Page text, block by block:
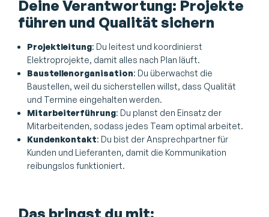
Deine Verantwortung: Projekte
führen und Qualität sichern
Projektleitung: Du leitest und koordinierst
Elektroprojekte, damit alles nach Plan läuft.
Baustellenorganisation: Du überwachst die
Baustellen, weil du sicherstellen willst, dass Qualität
und Termine eingehalten werden.
Mitarbeiterführung: Du planst den Einsatz der
Mitarbeitenden, sodass jedes Team optimal arbeitet.
Kundenkontakt: Du bist der Ansprechpartner für
Kunden und Lieferanten, damit die Kommunikation
reibungslos funktioniert.
Das bringst du mit: